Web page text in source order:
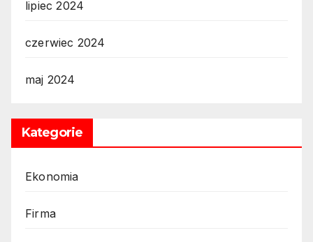
lipiec 2024
czerwiec 2024
maj 2024
Kategorie
Ekonomia
Firma